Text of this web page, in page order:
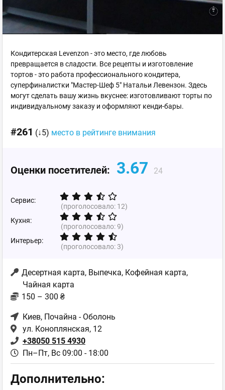
Кондитерская Levenzon - это место, где любовь
превращается в сладости. Все рецепты и изготовление
тортов - это работа профессионального кондитера,
суперфиналистки "Мастер-Шеф 5" Натальи Левензон. Здесь
могут сделать вашу жизнь вкуснее: изготовливают торты по
индивидуальному заказу и оформляют кенди-бары.
#261 (↓5) место в рейтинге внимания
Оценки посетителей: 3.67 24
Сервис:
(проголосовало: 12)
Кухня:
(проголосовало:9)
Интерьер:
(проголосовало:3)
Десертная карта, Выпечка, Кофейная карта,
Чайная карта
150 – 300 ₴
Киев, Почайна - Оболонь
ул. Коноплянская, 12
+38050 515 4930
Пн–Пт, Вс 09:00 - 18:00
Дополнительно: